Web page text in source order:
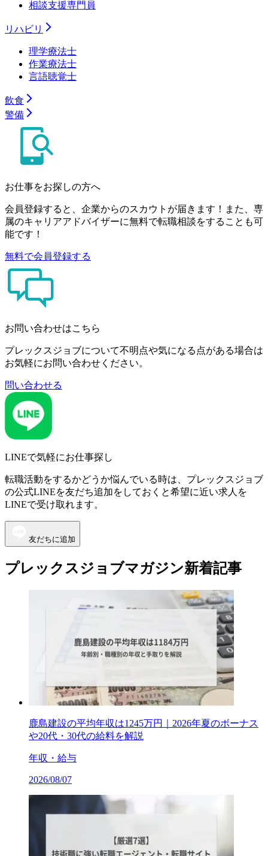
相談支援専門員
リハビリ
理学療法士
作業療法士
言語聴覚士
飲食
警備
お仕事をお探しの方へ
会員登録すると、企業からのスカウトが届きます！また、専
属のキャリアアドバイザーに無料で転職相談をすることも可
能です！
無料で会員登録する
お問い合わせはこちら
プレックスジョブについて不明点や気になる点がある場合は
お気軽にお問い合わせください。
問い合わせる
LINEで気軽にお仕事探し
転職活動をするかどうか悩んでいる時は、プレックスジョブ
の公式LINEを友だち追加をしておくと希望に近い求人を
LINEで受け取れます。
友だちに追加
プレックスジョブマガジン新着記事
鹿島建設の平均年収は1245万円｜2026年夏のボーナス
や20代・30代の給料を解説
年収・給与
2026/08/07